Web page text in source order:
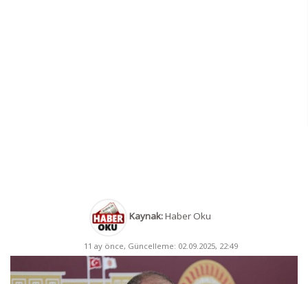
Kaynak:Haber Oku
11 ay önce, Güncelleme: 02.09.2025, 22:49